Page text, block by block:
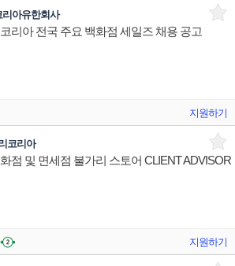
아유한회사
리아 전국 주요 백화점 세일즈 채용 공고
지원하기
코리아
점 및 면세점 불가리 스토어 CLIENT ADVISOR
지원하기